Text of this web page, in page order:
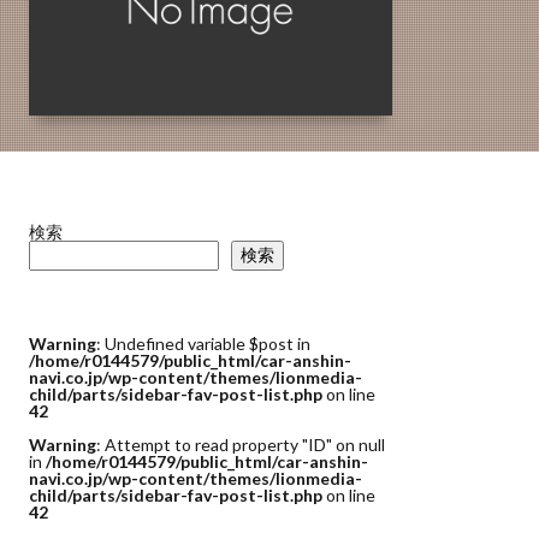
検索
検索
Warning: Undefined variable $post in
/home/r0144579/public_html/car-anshin-
navi.co.jp/wp-content/themes/lionmedia-
child/parts/sidebar-fav-post-list.phpon line
42
Warning: Attempt to read property "ID" on null
in /home/r0144579/public_html/car-anshin-
navi.co.jp/wp-content/themes/lionmedia-
child/parts/sidebar-fav-post-list.phpon line
42